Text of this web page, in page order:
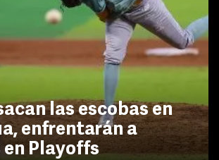
las escobas en
enfrentarán a
Playoffs